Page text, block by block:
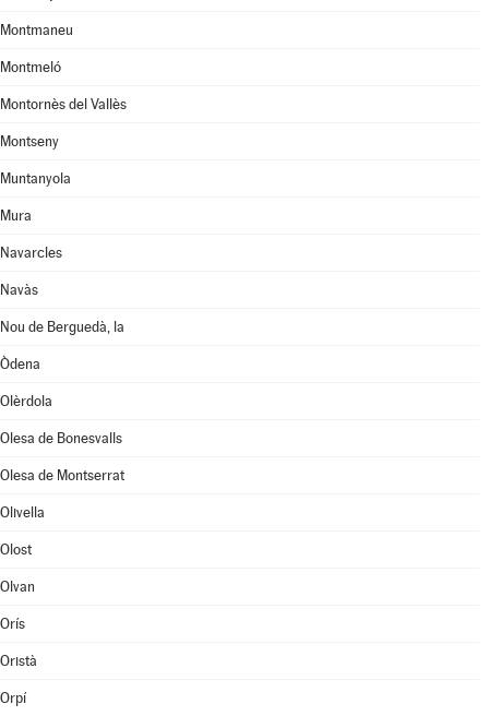
Montmaneu
Montmeló
Montornès del Vallès
Montseny
Muntanyola
Mura
Navarcles
Navàs
Nou de Berguedà, la
Òdena
Olèrdola
Olesa de Bonesvalls
Olesa de Montserrat
Olivella
Olost
Olvan
Orís
Oristà
Orpí